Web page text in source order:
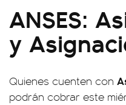
ANSES:
y
Quienes cuenten con
podrán cobrar este